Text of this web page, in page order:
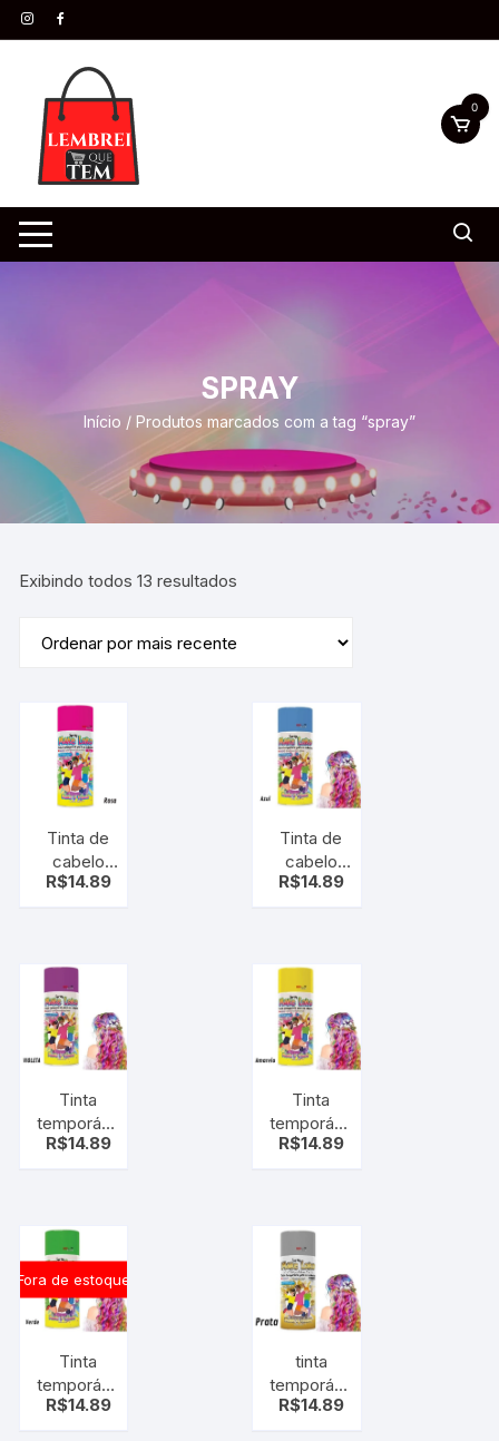
0
SPRAY
Início / Produtos marcados com a tag “spray”
Exibindo todos 13 resultados
Tinta de
cabelo
Spray
para
cabelo
R$14.89
Tinta de
cabelo
Spray
para
cabelo
R$14.89
Tinta
temporária
para
Spray
make
violeta –
ROXO
R$14.89
Tinta
temporária
para
Spray
make
Amarelo
R$14.89
Fora de estoque
Tinta
temporária
para
R$14.89
tinta
temporária
para
R$14.89